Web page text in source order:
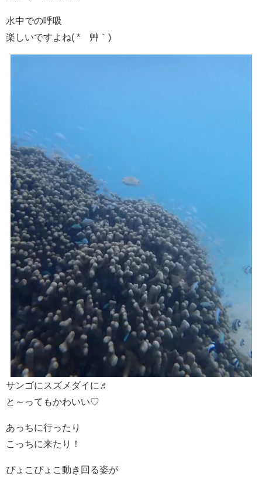
水中での呼吸
楽しいですよね( *´艸｀)
サンゴにスズメダイに♬
と～ってもかわいい♡
あっちに行ったり
こっちに来たり！
ぴょこぴょこ動き回る姿が